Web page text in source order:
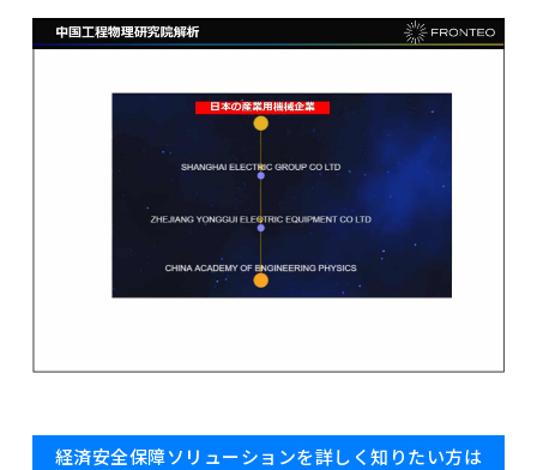
経済安全保障ソリューションを詳しく知りたい方は